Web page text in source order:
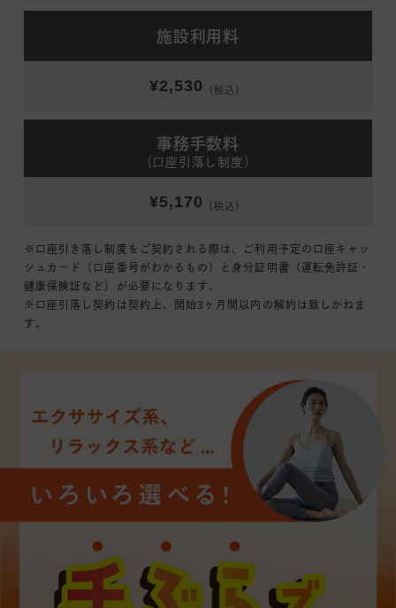
施設利用料
¥2,530 （税込）
事務手数料
（口座引落し制度）
¥5,170 （税込）
※口座引き落し制度をご契約される際は、ご利用予定の口座キャッ
シュカード（口座番号がわかるもの）と身分証明書（運転免許証・
健康保険証など）が必要になります。
※口座引落し契約は契約上、開始3ヶ月間以内の解約は致しかねま
す。